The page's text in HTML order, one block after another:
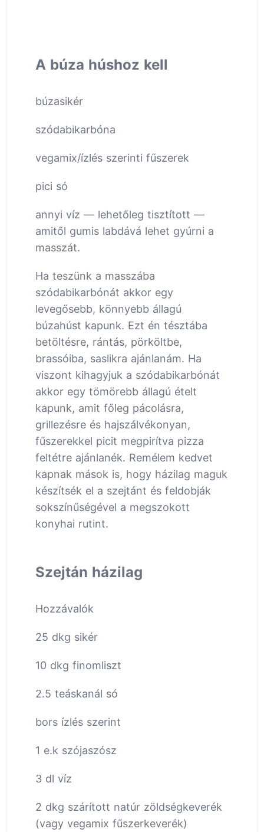
A búza húshoz kell
búzasikér
szódabikarbóna
vegamix/ízlés szerinti fűszerek
pici só
annyi víz — lehetőleg tisztított —
amitől gumis labdává lehet gyúrni a
masszát.
Ha teszünk a masszába
szódabikarbónát akkor egy
levegősebb, könnyebb állagú
búzahúst kapunk. Ezt én tésztába
betöltésre, rántás, pörköltbe,
brassóiba, saslikra ajánlanám. Ha
viszont kihagyjuk a szódabikarbónát
akkor egy tömörebb állagú ételt
kapunk, amit főleg pácolásra,
grillezésre és hajszálvékonyan,
fűszerekkel picit megpirítva pizza
feltétre ajánlanék. Remélem kedvet
kapnak mások is, hogy házilag maguk
készítsék el a szejtánt és feldobják
sokszínűségével a megszokott
konyhai rutint.
Szejtán házilag
Hozzávalók
25 dkg sikér
10 dkg finomliszt
2.5 teáskanál só
bors ízlés szerint
1 e.k szójaszósz
3 dl víz
2 dkg szárított natúr zöldségkeverék
(vagy vegamix fűszerkeverék)